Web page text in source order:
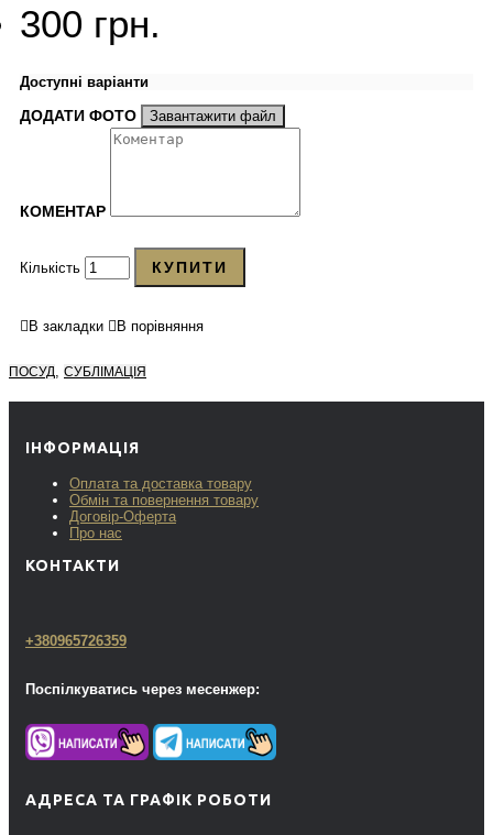
300 грн.
Доступні варіанти
ДОДАТИ ФОТО Завантажити файл
КОМЕНТАР
Кількість КУПИТИ
В закладки В порівняння
ПОСУД СУБЛІМАЦІЯ
ІНФОРМАЦІЯ
Оплата та доставка товару
Обмін та повернення товару
Договір-Оферта
Про нас
КОНТАКТИ
+380965726359
Поспілкуватись через месенжер:
АДРЕСА ТА ГРАФІК РОБОТИ